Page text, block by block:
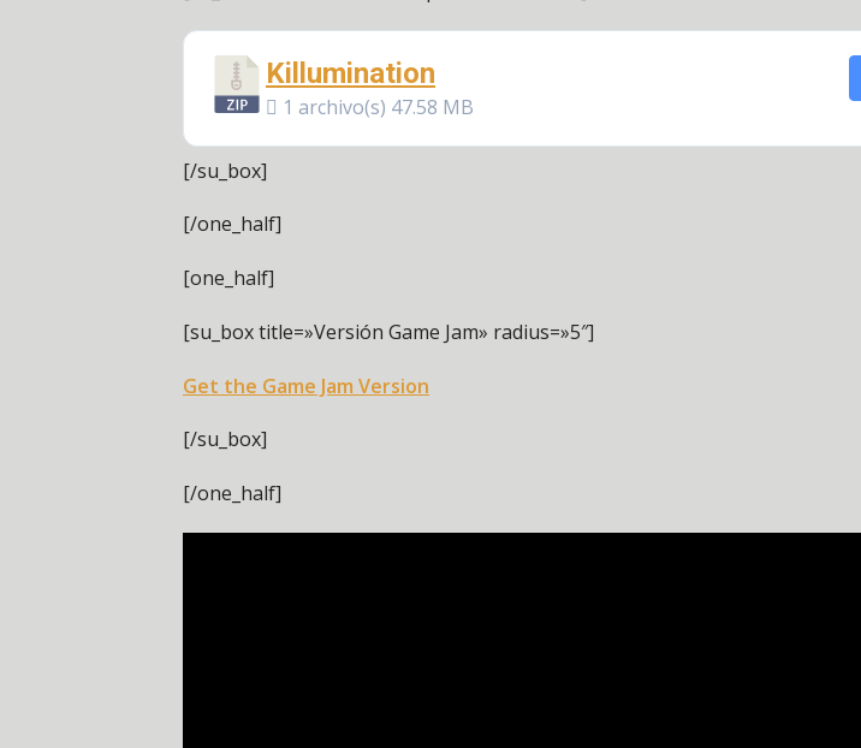
Killumination
1 archivo(s) 47.58 MB
[/su_box]
[/one_half]
[one_half]
[su_box title=»Versión Game Jam» radius=»5″]
Get the Game Jam Version
[/su_box]
[/one_half]